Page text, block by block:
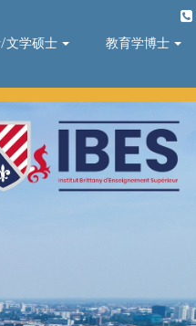
文学硕士 教育学博士